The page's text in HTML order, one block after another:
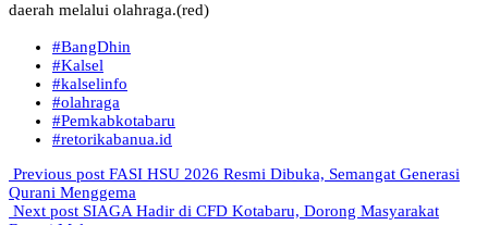
daerah melalui olahraga.(red)
#BangDhin
#Kalsel
#kalselinfo
#olahraga
#Pemkabkotabaru
#retorikabanua.id
Previous post FASI HSU 2026 Resmi Dibuka, Semangat Generasi
Qurani Menggema
Next post SIAGA Hadir di CFD Kotabaru, Dorong Masyarakat